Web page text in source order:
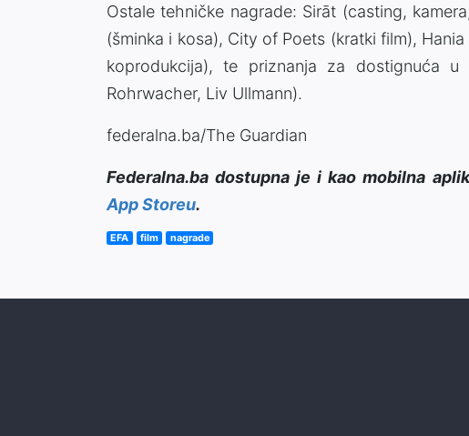
Ostale tehničke nagrade: Sirāt (casting,
(šminka i kosa), City of Poets (kratki film),
koprodukcija), te priznanja za dostignuća
Rohrwacher, Liv Ullmann).
federalna.ba/The Guardian
Federalna.ba dostupna je i kao mobilna
App Storeu.
EFA film nagrade